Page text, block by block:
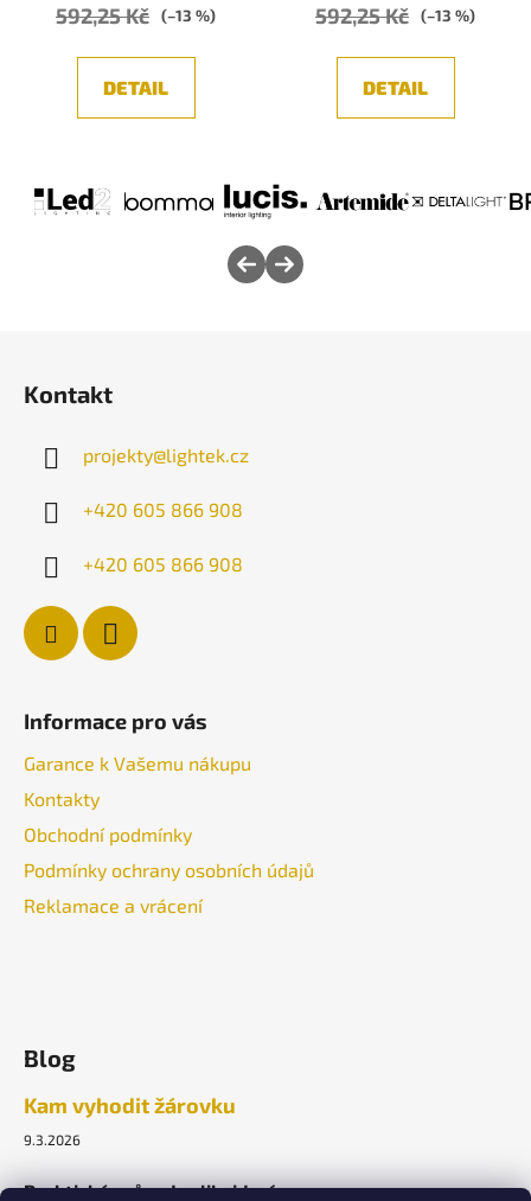
592,25 Kč (–13 %)
DETAIL
592,25 Kč (–13 %)
DETAIL
Kontakt
projekty@lightek.cz
+420 605 866 908
+420 605 866 908
Informace pro vás
Garance k Vašemu nákupu
Kontakty
Obchodní podmínky
Podmínky ochrany osobních údajů
Reklamace a vrácení
Blog
Kam vyhodit žárovku
9.3.2026
Praktický průvodce likvidací.